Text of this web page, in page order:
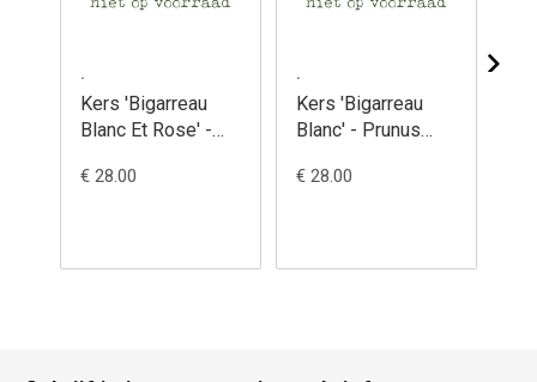
.
Kers 'Bigarreau
Blanc Et Rose' -
€ 28.00
.
Kers 'Bigarreau
Blanc' - Prunus
€ 28.00